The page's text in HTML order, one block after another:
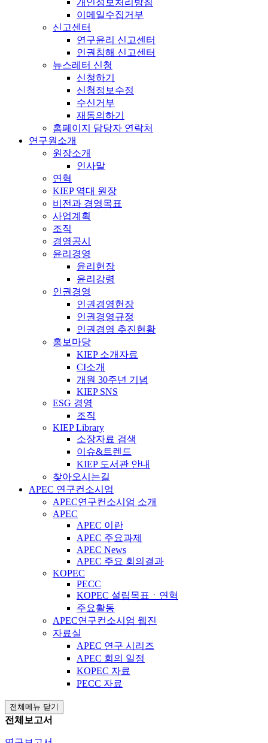
이메일수집거부
신고센터
연구윤리 신고센터
인권침해 신고센터
뉴스레터 신청
신청하기
신청정보수정
수신거부
재동의하기
홈페이지 담당자 연락처
연구원소개
원장소개
인사말
연혁
KIEP 역대 원장
비전과 경영목표
사업계획
조직
경영공시
윤리경영
윤리헌장
윤리강령
인권경영
인권경영헌장
인권경영규정
인권경영 추진현황
홍보마당
KIEP 소개자료
CI소개
개원 30주년 기념
KIEP SNS
ESG 경영
조직
KIEP Library
소장자료 검색
이슈&트렌드
KIEP 도서관 안내
찾아오시는길
APEC 연구컨소시엄
APEC연구컨소시엄 소개
APEC
APEC 이란
APEC 주요과제
APEC News
APEC 주요 회의결과
KOPEC
PECC
KOPEC 설립목표ㆍ연혁
주요활동
APEC연구컨소시엄 웹진
자료실
APEC 연구 시리즈
APEC 회의 일정
KOPEC 자료
PECC 자료
전체메뉴 닫기
전체보고서